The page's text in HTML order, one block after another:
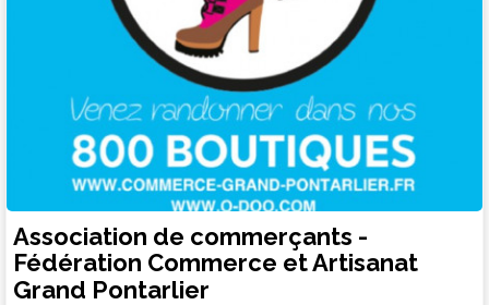
Association de commerçants -
Fédération Commerce et Artisanat
Grand Pontarlier